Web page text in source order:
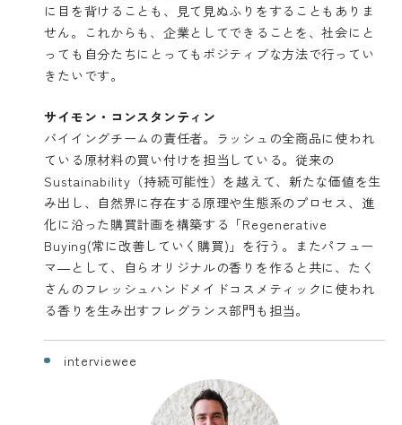
に目を背けることも、見て見ぬふりをすることもありま
せん。これからも、企業としてできることを、社会にと
っても自分たちにとってもポジティブな方法で行ってい
きたいです。
サイモン・コンスタンティン
バイイングチームの責任者。ラッシュの全商品に使われ
ている原材料の買い付けを担当している。従来の
Sustainability（持続可能性）を越えて、新たな価値を生
み出し、自然界に存在する原理や生態系のプロセス、進
化に沿った購買計画を構築する「Regenerative
Buying(常に改善していく購買)」を行う。またパフュー
マ―として、自らオリジナルの香りを作ると共に、たく
さんのフレッシュハンドメイドコスメティックに使われ
る香りを生み出すフレグランス部門も担当。
interviewee